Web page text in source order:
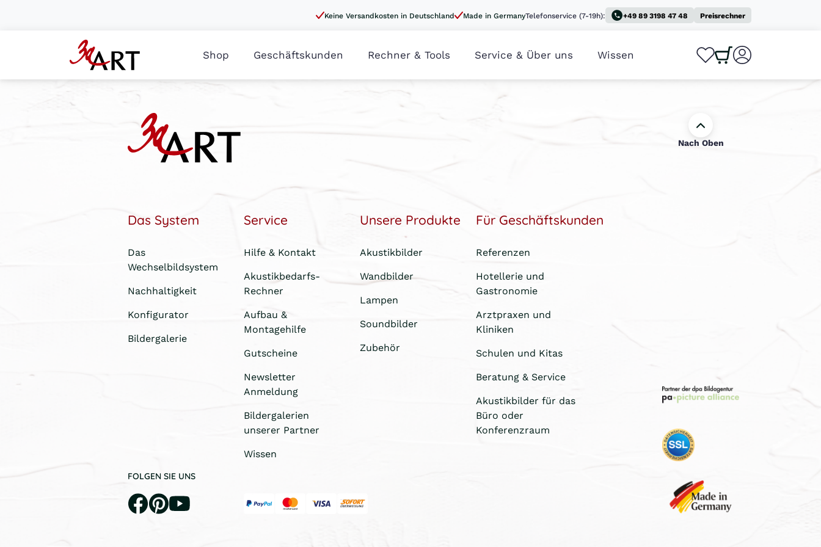
Keine Versandkosten in Deutschland Made in GermanyTelefonservice (7-19h): +49 89 3198 47 48 Preisrechner
Shop Geschäftskunden Rechner & Tools Service & Über uns Wissen 0
Nach Oben
Das System
Das
Wechselbildsystem
Nachhaltigkeit
Konfigurator
Bildergalerie
Service
Hilfe & Kontakt
Akustikbedarfs-
Rechner
Aufbau &
Montagehilfe
Gutscheine
Newsletter
Anmeldung
Bildergalerien
unserer Partner
Wissen
Unsere Produkte
Akustikbilder
Wandbilder
Lampen
Soundbilder
Zubehör
Für Geschäftskunden
Referenzen
Hotellerie und
Gastronomie
Arztpraxen und
Kliniken
Schulen und Kitas
Beratung & Service
Akustikbilder für das
Büro oder
Konferenzraum
FOLGEN SIE UNS